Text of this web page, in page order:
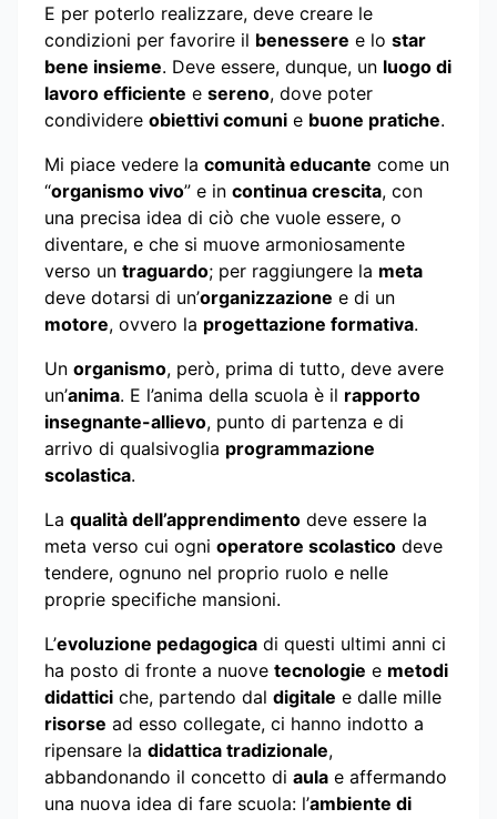
E per poterlo realizzare, deve creare le
condizioni per favorire il benessere e lo star
bene insieme. Deve essere, dunque, un luogo di
lavoro efficiente e sereno, dove poter
condividere obiettivi comuni e buone pratiche.
Mi piace vedere la comunità educante come un
“organismo vivo” e in continua crescita, con
una precisa idea di ciò che vuole essere, o
diventare, e che si muove armoniosamente
verso un traguardo; per raggiungere la meta
deve dotarsi di un’organizzazione e di un
motore, ovvero la progettazione formativa.
Un organismo, però, prima di tutto, deve avere
un’anima. E l’anima della scuola è il rapporto
insegnante-allievo, punto di partenza e di
arrivo di qualsivoglia programmazione
scolastica.
La qualità dell’apprendimento deve essere la
meta verso cui ogni operatore scolastico deve
tendere, ognuno nel proprio ruolo e nelle
proprie specifiche mansioni.
L’evoluzione pedagogica di questi ultimi anni ci
ha posto di fronte a nuove tecnologie e metodi
didattici che, partendo dal digitale e dalle mille
risorse ad esso collegate, ci hanno indotto a
ripensare la didattica tradizionale,
abbandonando il concetto di aula e affermando
una nuova idea di fare scuola: l’ambiente di